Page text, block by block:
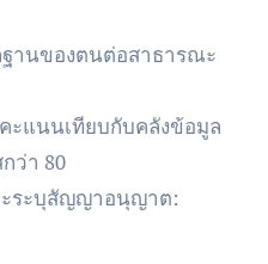
ฐานของตนต่อสาธารณะ
ะแนนเทียบกับคลังข้อมูล
ว่า 80
ระบุสัญญาอนุญาต: